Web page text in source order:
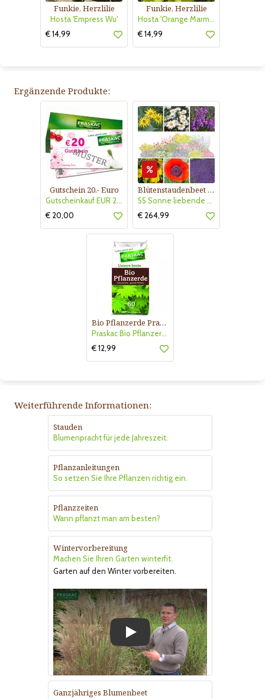
Funkie, Herzlilie
Hosta 'Empress Wu'
€ 14,99
Funkie, Herzlilie
Hosta 'Orange Marmalade'
€ 14,99
Ergänzende Produkte:
Gutschein 20.- Euro
Gutscheinkauf EUR 20.-
€ 20,00
Blütenstaudenbeet Kollektion Nr. 504
55 Sonne liebende Stauden für 6 m² Beet mit Pflanzplan
€ 264,99
Bio Pflanzerde Praskac
Praskac Bio Pflanzerde
€ 12,99
Weiterführende Informationen:
Stauden
Blumenpracht für jede Jahreszeit.
Pflanzanleitungen
So setzen Sie Ihre Pflanzen richtig ein.
Pflanzzeiten
Wann pflanzt man am besten?
Wintervorbereitung
Machen Sie Ihren Garten winterfit.
Garten auf den Winter vorbereiten.
Ganzjähriges Blumenbeet